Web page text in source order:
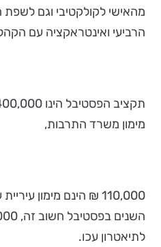
מהאישי לקולקטיבי וגם
הרביעי ואינטראקציה עם
מימון משרד התרבות,
110,000 ₪ הינם מימון
לתיאטרון עכו.